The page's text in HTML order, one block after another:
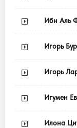
Ибн Аль
Игорь
Игорь
Игумен
Илона